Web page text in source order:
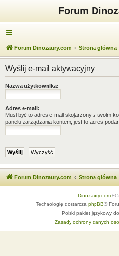
Forum
Forum Dinozaury.com Strona główna
Wyślij e-mail aktywacyjny
Nazwa użytkownika:
Adres e-mail:
Musi być to adres e-mail skojarzony z twoim
panelu zarządzania kontem, jest to adres
Forum Dinozaury.com Strona główna
Dinozaury.com©
Technologię dostarcza phpBB®
Polski pakiet językowy
Zasady ochrony danych